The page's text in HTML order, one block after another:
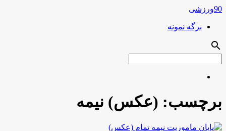
90ورزشی
برگه نمونه
search
برچسب: (عکس) نیمه